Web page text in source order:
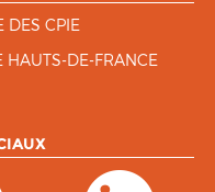
DES CPIE
HAUTS-DE-FRANCE